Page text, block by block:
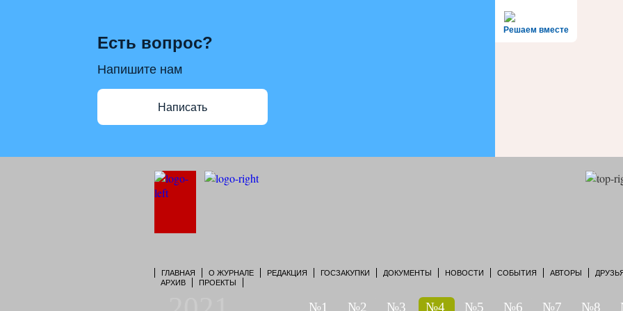
Решаем вместе
Есть вопрос?
Напишите нам
Написать
ГЛАВНАЯ О ЖУРНАЛЕ РЕДАКЦИЯ ГОСЗАКУПКИ ДОКУМЕНТЫ НОВОСТИ СОБЫТИЯ АВТОРЫ
АРХИВ
ПРОЕКТЫ
№1 №2 №3 №4 №5 №6 №7 №8